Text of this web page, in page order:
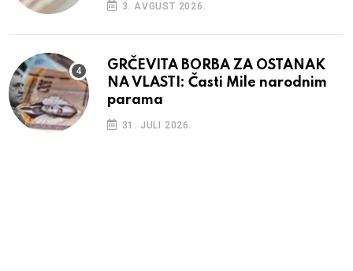
3. AVGUST 2026.
GRČEVITA BORBA ZA OSTANAK
NA VLASTI: Časti Mile narodnim
parama
31. JULI 2026.